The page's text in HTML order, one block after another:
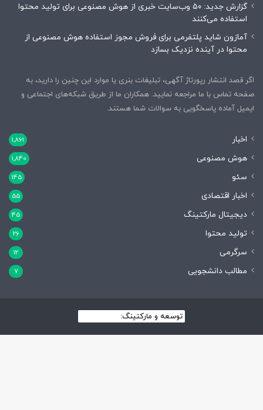
گزارش جدید: ۵۰ وب‌سایت خبری از هوش مصنوعی برای تولید محتوا
استفاده می‌کنند
آمازون شاید پلتفرمی برای فروش مجوز استفاده هوش مصنوعی از
محتوا در آینده نزدیک بسازد
اگر قصد انتشار رپورتاژ آگهی، تبلیغات بنری یا موارد این چنین را دارید، به
صفحه تماس با ما مراجعه نمایید. همکاران ما از طریق شبکه‌های اجتماعی و
ایمیل آماده پاسخگویی به سوالات شما هستند.
اخبار 1,861
هوش مصنوعی 1,840
سئو 145
اخبار اقتصادی 55
دیجیتال مارکتینگ 45
تولید محتوا 26
سرگرمی 12
مطالب دانشجویی 7
توسعه و مارکتینگ: